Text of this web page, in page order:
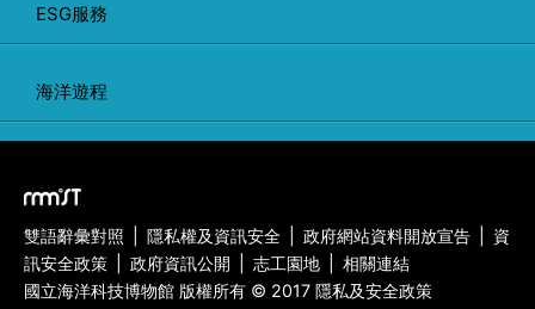
ESG服務
海洋遊程
雙語辭彙對照 隱私權及資訊安全 政府網站資料開放宣告
資
訊安全政策
政府資訊公開 志工園地
相關連結
國立海洋科技博物館 版權所有 © 2017 隱私及安全政策